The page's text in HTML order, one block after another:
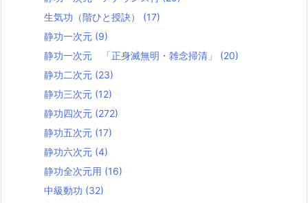
生気功（階ひと授訣） (17)
静功一次元 (9)
静功一次元 「正身滅無明・雑念掃清」 (20)
静功二次元 (23)
静功三次元 (12)
静功四次元 (272)
静功五次元 (17)
静功六次元 (4)
静功全次元用 (16)
中級動功 (32)